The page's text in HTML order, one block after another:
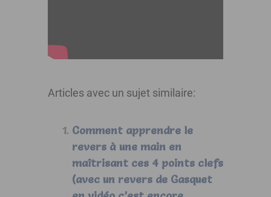
Articles avec un sujet similaire:
Comment apprendre le
revers à une main en
maîtrisant ces 4 points clefs
(avec un revers de Gasquet